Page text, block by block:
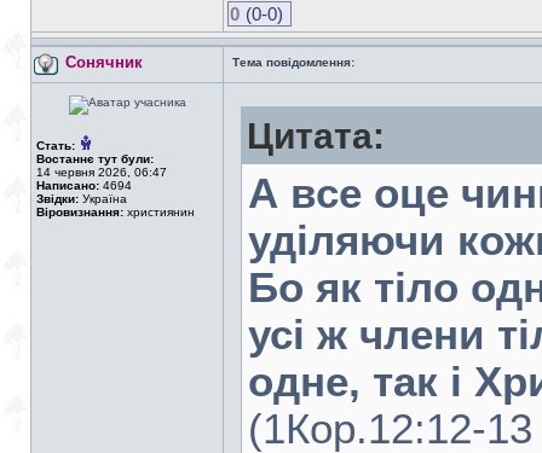
0 (0-0)
Сонячник Тема повідомлення:
Стать:
Востаннє тут були:
14 червня 2026, 06:47
Написано: 4694
Звідки: Україна
Віровизнання: християнин
Цитата:
А все оце
уділяючи
Бо як тіло
усі ж члени
одне, так і
(1Кор.12:12-